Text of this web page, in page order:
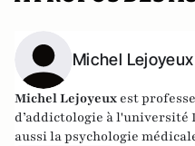
Michel Lejoyeux
Michel Lejoyeux est
d’addictologie à l'université
aussi la psychologie